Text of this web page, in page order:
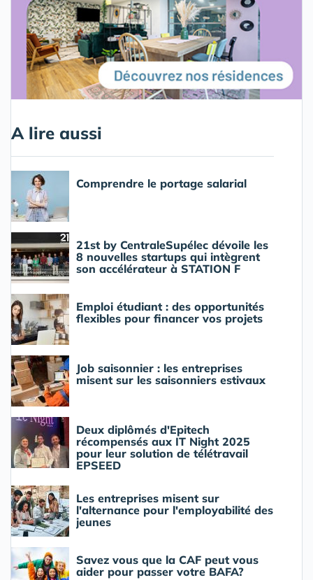
A lire aussi
Comprendre le portage salarial
21st by CentraleSupélec dévoile les
8 nouvelles startups qui intègrent
son accélérateur à STATION F
Emploi étudiant : des opportunités
flexibles pour financer vos projets
Job saisonnier : les entreprises
misent sur les saisonniers estivaux
Deux diplômés d'Epitech
récompensés aux IT Night 2025
pour leur solution de télétravail
EPSEED
Les entreprises misent sur
l'alternance pour l'employabilité des
jeunes
Savez vous que la CAF peut vous
aider pour passer votre BAFA?